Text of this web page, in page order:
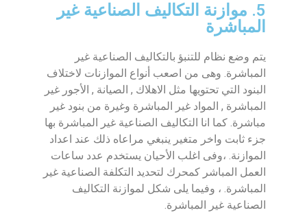
5. موازنة التكاليف الصناعية غير
المباشرة
يتم وضع نظام للتنبؤ بالتكاليف الصناعية غير
المباشرة. وهى من اصعب أنواع الموازنات لاختلاف
البنود التي تحتويها مثل الاهلاك , الصيانة , الأجور غير
المباشرة , المواد غير المباشرة وغيرة من بنود غير
مباشرة. كما انا التكاليف الصناعية غير المباشرة بها
جزء ثابت واخر متغير ينبغي مراعاه ذلك عند اعداد
الموازنة. ،وفى اغلب الأحيان يستخدم عدد ساعات
العمل المباشر كمحرك لتحديد التكلفة الصناعية غير
المباشرة. ، وفيما يلى شكل لموازنة التكاليف
الصناعية غير المباشرة.